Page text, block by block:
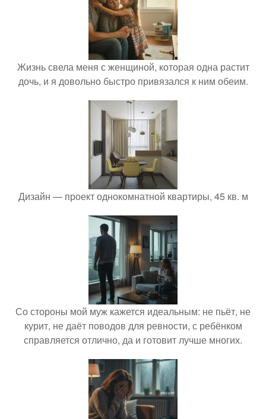
Жизнь свела меня с женщиной, которая одна растит
дочь, и я довольно быстро привязался к ним обеим.
Дизайн — проект однокомнатной квартиры, 45 кв. м
Со стороны мой муж кажется идеальным: не пьёт, не
курит, не даёт поводов для ревности, с ребёнком
справляется отлично, да и готовит лучше многих.